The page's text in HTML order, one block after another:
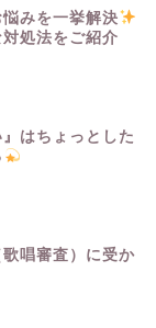
悩みを一挙解決
処法をご紹介
』はちょっとした
唱審査）に受か